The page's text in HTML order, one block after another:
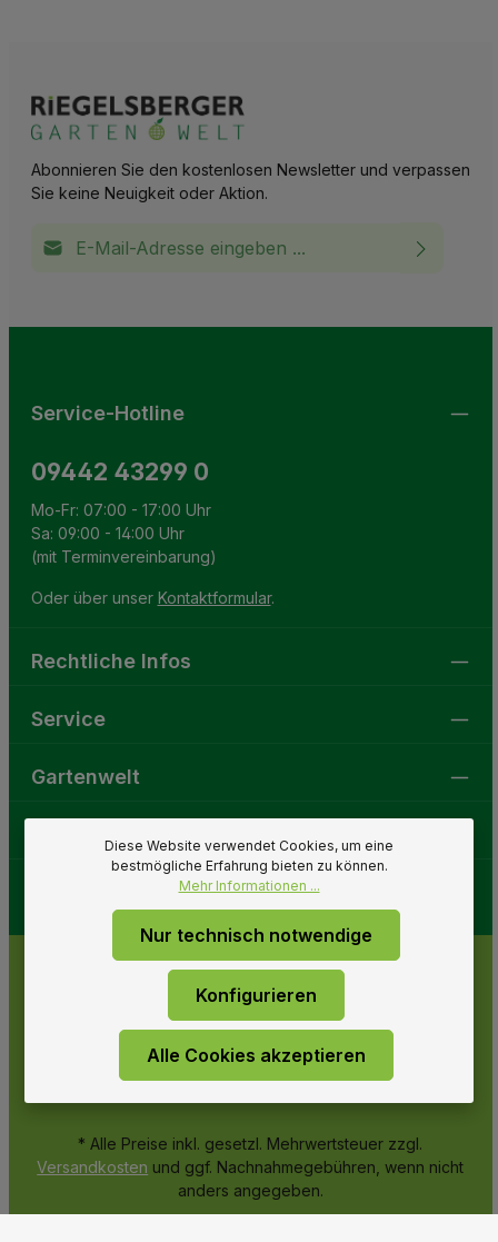
Abonnieren Sie den kostenlosen Newsletter und verpassen
Sie keine Neuigkeit oder Aktion.
Service-Hotline
09442 43299 0
Mo-Fr: 07:00 - 17:00 Uhr
Sa: 09:00 - 14:00 Uhr
(mit Terminvereinbarung)
Oder über unser Kontaktformular.
Rechtliche Infos
Service
Gartenwelt
* Alle Preise inkl. gesetzl. Mehrwertsteuer zzgl.
Versandkosten und ggf. Nachnahmegebühren, wenn nicht
anders angegeben.
Diese Website verwendet Cookies, um eine
bestmögliche Erfahrung bieten zu können.
Mehr Informationen ...
Nur technisch notwendige
Konfigurieren
Alle Cookies akzeptieren